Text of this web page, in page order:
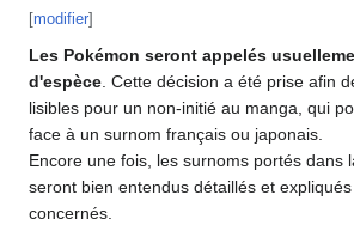
[modifier]
Les Pokémon seront appelés
d'espèce. Cette décision a été prise afin
lisibles pour un non-initié au manga, qui
face à un surnom français ou japonais.
Encore une fois, les surnoms portés dans
seront bien entendus détaillés et
concernés.